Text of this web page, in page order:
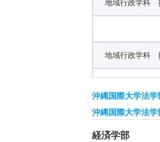
人間福祉学科
地域行政学科
地域行政学科
沖縄国際大学法
沖縄国際大学法
経済学部